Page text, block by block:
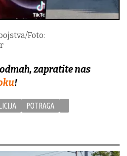
Foto:
zapratite nas
!
POTRAGA